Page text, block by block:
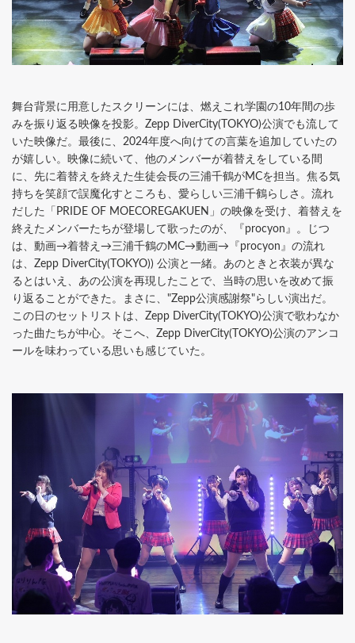
舞台背景に用意したスクリーンには、燃えこれ学園の10年間の歩
みを振り返る映像を投影。Zepp DiverCity(TOKYO)公演でも流して
いた映像だ。最後に、2024年度へ向けての言葉を追加していたの
が嬉しい。映像に続いて、他のメンバーが着替えをしている間
に、先に着替えを終えた生徒会長の三浦千鶴がMCを担当。焦る気
持ちを笑顔で誤魔化すところも、愛らしい三浦千鶴らしさ。流れ
だした「PRIDE OF MOECOREGAKUEN」の映像を受け、着替えを
終えたメンバーたちが登場して歌ったのが、『procyon』。じつ
は、動画→着替え→三浦千鶴のMC→動画→『procyon』の流れ
は、Zepp DiverCity(TOKYO)) 公演と一緒。あのときと衣装が異な
るとはいえ、あの公演を再現したことで、当時の思いを改めて振
り返ることができた。まさに、"Zepp公演感謝祭"らしい演出だ。
この日のセットリストは、Zepp DiverCity(TOKYO)公演で歌わなか
った曲たちが中心。そこへ、Zepp DiverCity(TOKYO)公演のアンコ
ールを味わっている思いも感じていた。